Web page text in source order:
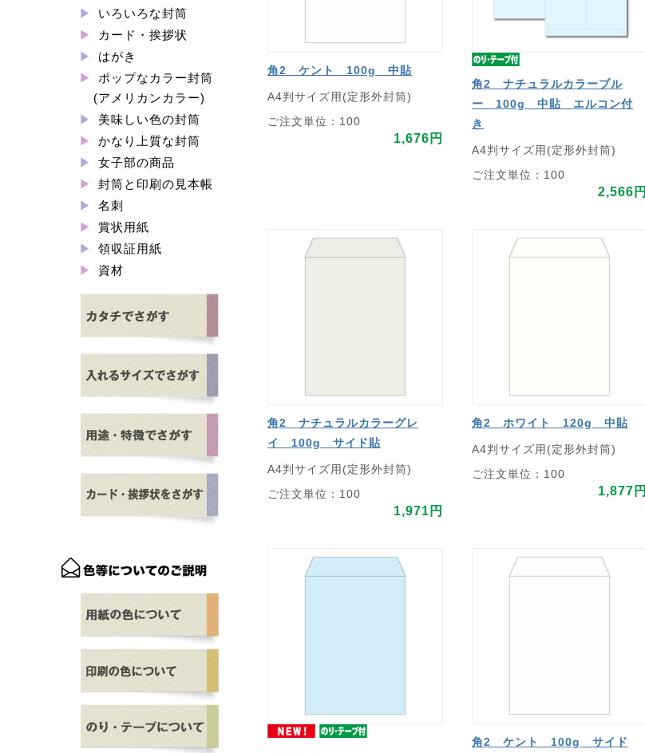
いろいろな封筒
カード・挨拶状
はがき
ポップなカラー封筒
(アメリカンカラー)
美味しい色の封筒
かなり上質な封筒
女子部の商品
封筒と印刷の見本帳
名刺
賞状用紙
領収証用紙
資材
角2 ケント 100g 中貼
A4判サイズ用(定形外封筒)
ご注文単位：100
1,676円
角2 ナチュラルカラーブル
ー 100g 中貼 エルコン付
き
A4判サイズ用(定形外封筒)
ご注文単位：100
2,566円
角2 ナチュラルカラーグレ
イ 100g サイド貼
A4判サイズ用(定形外封筒)
ご注文単位：100
1,971円
角2 ホワイト 120g 中貼
A4判サイズ用(定形外封筒)
ご注文単位：100
1,877円
角2 ケント 100g サイド